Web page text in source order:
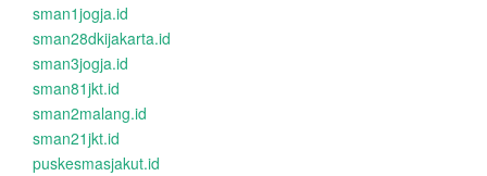
sman1jogja.id
sman28dkijakarta.id
sman3jogja.id
sman81jkt.id
sman2malang.id
sman21jkt.id
puskesmasjakut.id